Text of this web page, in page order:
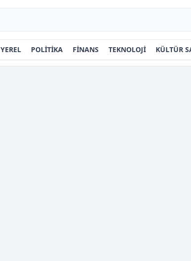
YEREL POLİTİKA FİNANS TEKNOLOJİ KÜLTÜR